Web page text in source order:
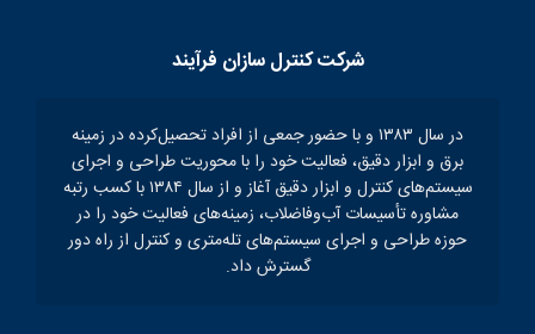
شرکت کنترل سازان فرآیند
در سال ۱۳۸۳ و با حضور جمعی از افراد تحصیل‌کرده در زمینه
برق و ابزار دقیق، فعالیت خود را با محوریت طراحی و اجرای
سیستم‌های کنترل و ابزار دقیق آغاز و از سال ۱۳۸۴ با کسب رتبه
مشاوره تأسیسات آب‌و‌فاضلاب، زمینه‌های فعالیت خود را در
حوزه طراحی و اجرای سیستم‌های تله‌متری و کنترل از راه دور
گسترش داد.